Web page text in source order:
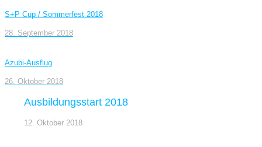
S+P Cup / Sommerfest 2018
28. September 2018
Azubi-Ausflug
26. Oktober 2018
Ausbildungsstart 2018
12. Oktober 2018